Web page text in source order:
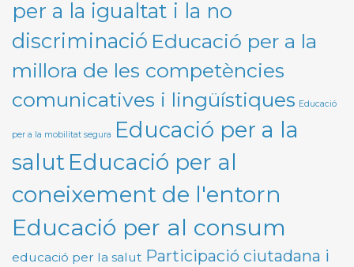
per a la igualtat i la no
discriminació Educació per a la
millora de les competències
comunicatives i lingüístiques Educació
per a la mobilitat segura
Educació per a la
salut Educació per al
coneixement de l'entorn
Educació per al consum
educació per la salut Participació ciutadana i